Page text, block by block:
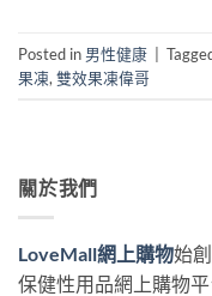
Posted in 男性健康
果凍, 雙效果凍偉哥
關於我們
LoveMall網上購物始
保健性用品網上購物